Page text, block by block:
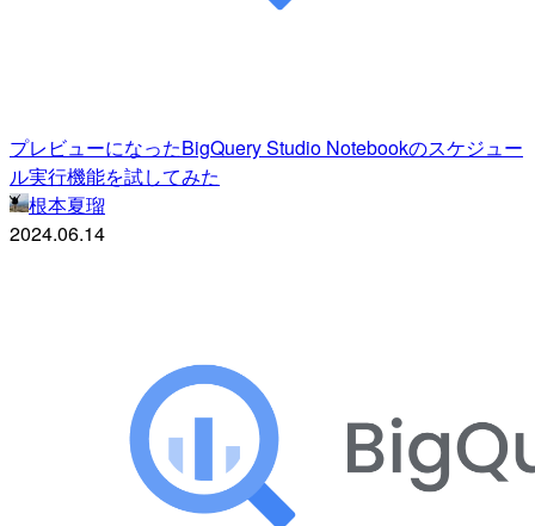
プレビューになったBigQuery Studio Notebookのスケジュー
ル実行機能を試してみた
根本夏瑠
2024.06.14